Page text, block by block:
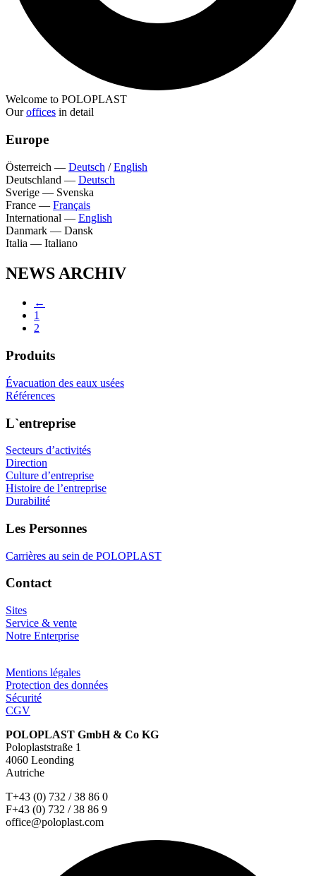
Welcome to POLOPLAST
Ouroffices in detail
Europe
Österreich — Deutsch /English
Deutschland — Deutsch
Sverige — Svenska
France — Français
International — English
Danmark — Dansk
Italia — Italiano
NEWS ARCHIV
←
1
2
Produits
Évacuation des eaux usées
Références
L`entreprise
Secteurs d’activités
Direction
Culture d’entreprise
Histoire de l’entreprise
Durabilité
Les Personnes
Carrières au sein de POLOPLAST
Contact
Sites
Service & vente
Notre Enterprise
Mentions légales
Protection des données
Sécurité
CGV
POLOPLAST GmbH & Co KG
Poloplaststraße 1
4060 Leonding
Autriche
T+43 (0) 732 / 38 86 0
F+43 (0) 732 / 38 86 9
office@poloplast.com